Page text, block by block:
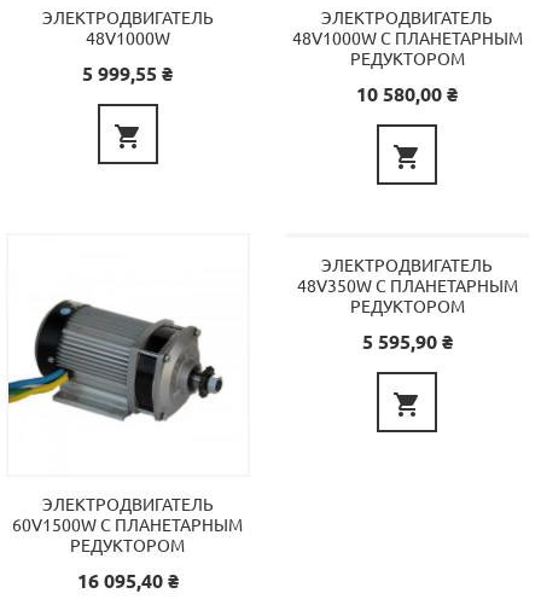
ЭЛЕКТРОДВИГАТЕЛЬ
48V1000W
Цена
5 999,55 ₴

ЭЛЕКТРОДВИГАТЕЛЬ
48V1000W С ПЛАНЕТАРНЫМ
РЕДУКТОРОМ
Цена
10 580,00 ₴

ЭЛЕКТРОДВИГАТЕЛЬ
60V1500W С ПЛАНЕТАРНЫМ
РЕДУКТОРОМ
Цена
16 095,40 ₴
ЭЛЕКТРОДВИГАТЕЛЬ
48V350W С ПЛАНЕТАРНЫМ
РЕДУКТОРОМ
Цена
5 595,90 ₴
